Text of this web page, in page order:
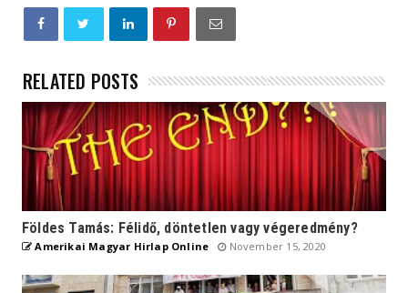
RELATED POSTS
Földes Tamás: Félidő, döntetlen vagy végeredmény?
Amerikai Magyar Hirlap Online November 15, 2020